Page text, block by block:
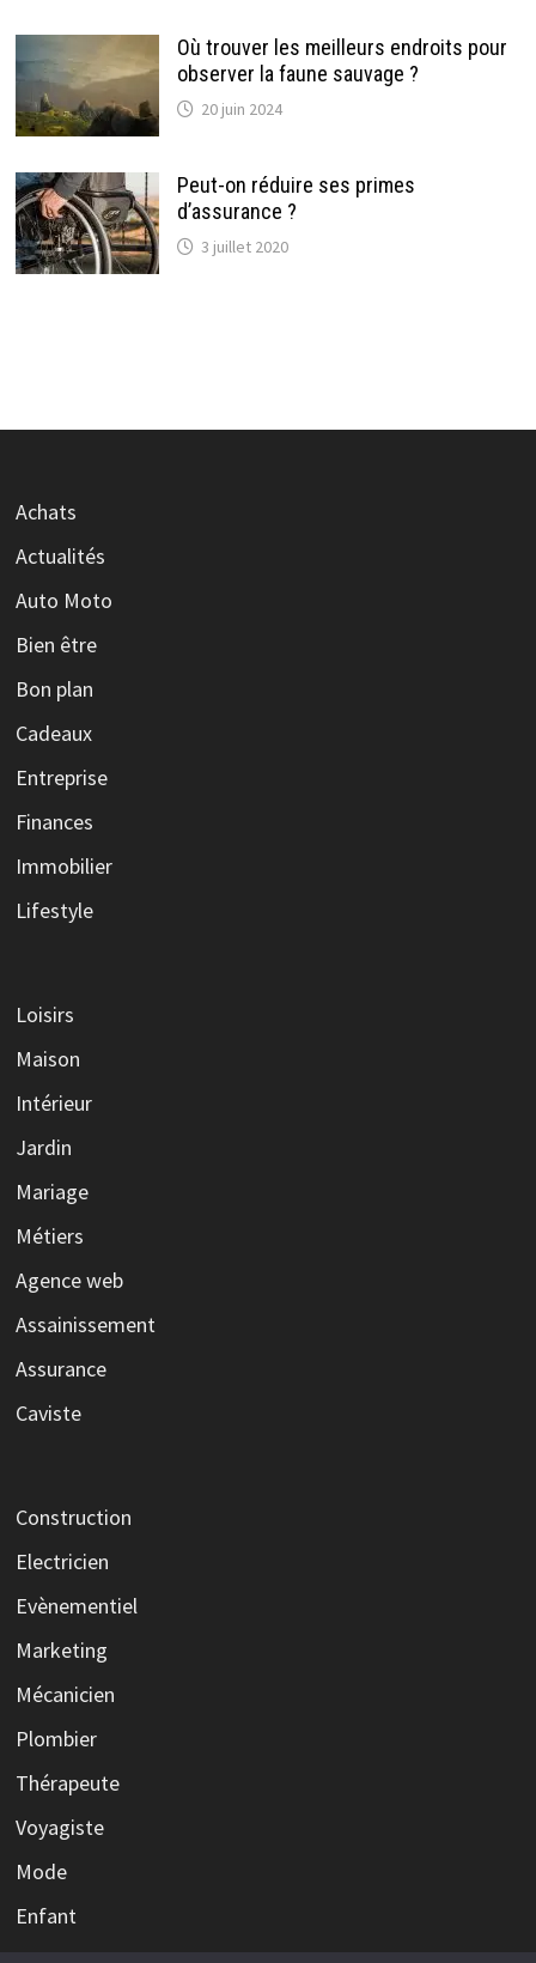
Où trouver les meilleurs endroits pour
observer la faune sauvage ?
20 juin 2024
Peut-on réduire ses primes
d’assurance ?
3 juillet 2020
Achats
Actualités
Auto Moto
Bien être
Bon plan
Cadeaux
Entreprise
Finances
Immobilier
Lifestyle
Loisirs
Maison
Intérieur
Jardin
Mariage
Métiers
Agence web
Assainissement
Assurance
Caviste
Construction
Electricien
Evènementiel
Marketing
Mécanicien
Plombier
Thérapeute
Voyagiste
Mode
Enfant